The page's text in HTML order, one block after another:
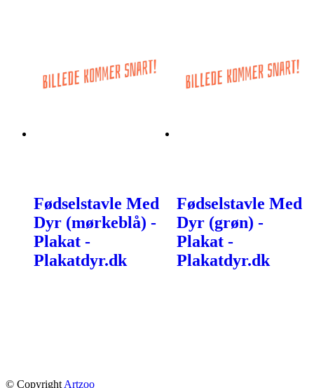
Fødselstavle Med
Dyr (mørkeblå) -
Plakat -
Plakatdyr.dk
Fødselstavle Med
Dyr (grøn) -
Plakat -
Plakatdyr.dk
© Copyright Artzoo